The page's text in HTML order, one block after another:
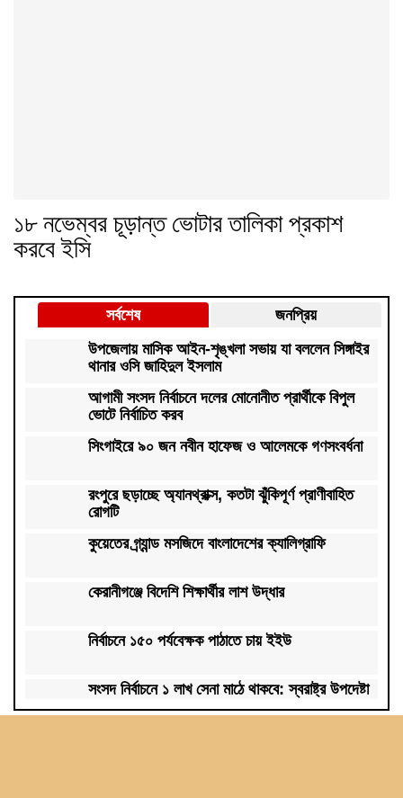
১৮ নভেম্বর চূড়ান্ত ভোটার তালিকা প্রকাশ
করবে ইসি
সর্বশেষ
জনপ্রিয়
উপজেলায় মাসিক আইন-শৃঙ্খলা সভায় যা বললেন সিঙ্গাইর
থানার ওসি জাহিদুল ইসলাম
আগামী সংসদ নির্বাচনে দলের মোনোনীত প্রার্থীকে বিপুল
ভোটে নির্বাচিত করব
সিংগাইরে ৯০ জন নবীন হাফেজ ও আলেমকে গণসংবর্ধনা
রংপুরে ছড়াচ্ছে অ্যানথ্রাক্স, কতটা ঝুঁকিপূর্ণ প্রাণীবাহিত
রোগটি
কুয়েতের গ্র্যান্ড মসজিদে বাংলাদেশের ক্যালিগ্রাফি
কেরানীগঞ্জে বিদেশি শিক্ষার্থীর লাশ উদ্ধার
নির্বাচনে ১৫০ পর্যবেক্ষক পাঠাতে চায় ইইউ
সংসদ নির্বাচনে ১ লাখ সেনা মাঠে থাকবে: স্বরাষ্ট্র উপদেষ্টা